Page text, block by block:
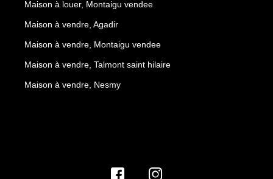
Maison à louer, Montaigu vendee
Maison à vendre, Agadir
Maison à vendre, Montaigu vendee
Maison à vendre, Talmont saint hilaire
Maison à vendre, Nesmy